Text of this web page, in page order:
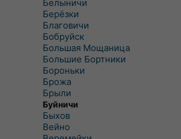
Белыничи
Берёзки
Благовичи
Бобруйск
Большая Мощаница
Большие Бортники
Бороньки
Брожа
Брыли
Буйничи
Быхов
Вейно